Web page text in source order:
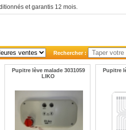
et garantis 12 mois.
Rechercher :
Pupitre lève malade 3031059
LIKO
Pupitre